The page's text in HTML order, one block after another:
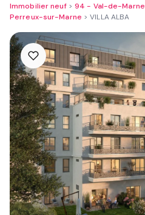
Immobilier neuf> 94 - Val-de-Marne
Perreux-sur-Marne >VILLA ALBA